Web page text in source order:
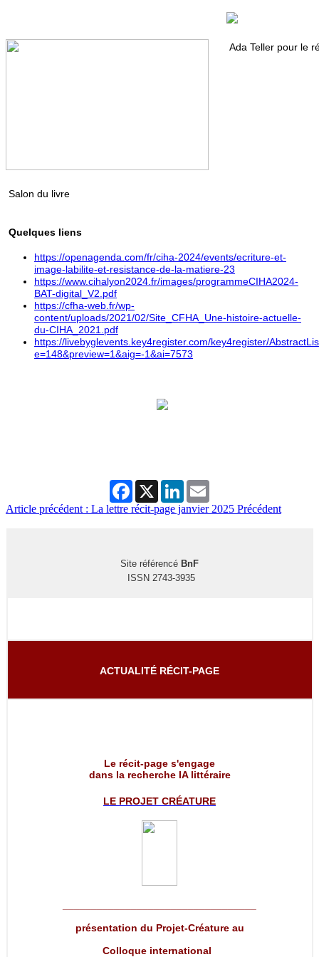
Salon du livre
Ada Teller pour le
Quelques liens
https://openagenda.com/fr/ciha-2024/events/ecriture-et-
image-labilite-et-resistance-de-la-matiere-23
https://www.cihalyon2024.fr/images/programmeCIHA2024-
BAT-digital_V2.pdf
https://cfha-web.fr/wp-
content/uploads/2021/02/Site_CFHA_Une-histoire-actuelle-
du-CIHA_2021.pdf
https://livebyglevents.key4register.com/key4register/
e=148&preview=1&aig=-1&ai=7573
Facebook
X LinkedIn
Article précédent : La lettre récit-page janvier 2025 Précédent
Site référencé BnF
ISSN 2743-3935
ACTUALITÉ RÉCIT-PAGE
Le récit-page s'engage
dans la recherche IA littéraire
LE PROJET CRÉATURE
présentation du Projet-Créature au
Colloque international